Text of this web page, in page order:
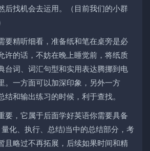
后找机会去运用。（目前我们的小群
要精听细看，准备纸和笔在桌旁是必
许的话，不妨在晚上睡觉前，将纸质
台词、词汇句型和实用表达腾挪到电
。一方面可以加深印象，另外一方
结和输出练习的时候，利于查找。
要，它属于后面学好英语你需要具备
化、执行、总结)当中的总结部分，考
且略过不再拓展，后续如果时间和精